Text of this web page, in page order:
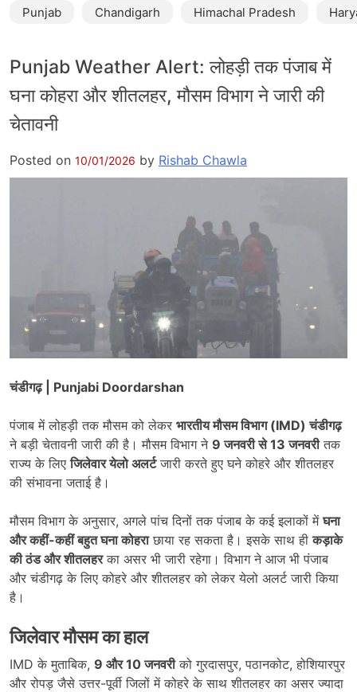
Punjab Chandigarh Himachal Pradesh
Punjab Weather Alert: लोहड़ी तक पंजाब में
घना कोहरा और शीतलहर, मौसम विभाग ने जारी की
चेतावनी
Posted on 10/01/2026 by Rishab Chawla
चंडीगढ़ | Punjabi Doordarshan
पंजाब में लोहड़ी तक मौसम को लेकर भारतीय मौसम विभाग (IMD) चंडीगढ़
ने बड़ी चेतावनी जारी की है। मौसम विभाग ने 9 जनवरी से 13 जनवरीतक
राज्य के लिएजिलेवार येलो अलर्टजारी करते हुए घने कोहरे और शीतलहर
की संभावना जताई है।
मौसम विभाग के अनुसार, अगले पांच दिनों तक पंजाब के कई इलाकों मेंघना
और कहीं-कहीं बहुत घना कोहराछाया रह सकता है। इसके साथ हीकड़ाके
की ठंड और शीतलहरका असर भी जारी रहेगा। विभाग ने आज भी पंजाब
और चंडीगढ़ के लिए कोहरे और शीतलहर को लेकर येलो अलर्ट जारी किया
है।
जिलेवार मौसम का हाल
IMD के मुताबिक, 9 और 10 जनवरीको गुरदासपुर, पठानकोट, होशियारपुर
और रोपड़ जैसे उत्तर-पूर्वी जिलों में कोहरे के साथ शीतलहर का असर ज्यादा